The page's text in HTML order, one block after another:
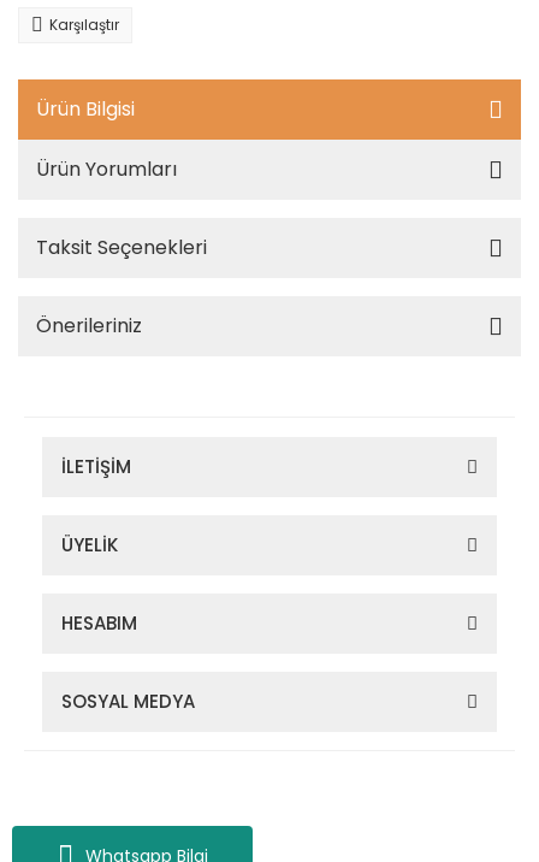
Whatsapp Bilgi
Karşılaştır
Ürün Bilgisi
Ürün Yorumları
Taksit Seçenekleri
Önerileriniz
İLETİŞİM
ÜYELİK
HESABIM
SOSYAL MEDYA